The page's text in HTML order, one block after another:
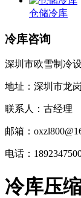
仓储冷库
冷库咨询
深圳市欧雪制冷
地址：深圳市龙
联系人：古经理
邮箱：
电话：
冷库压